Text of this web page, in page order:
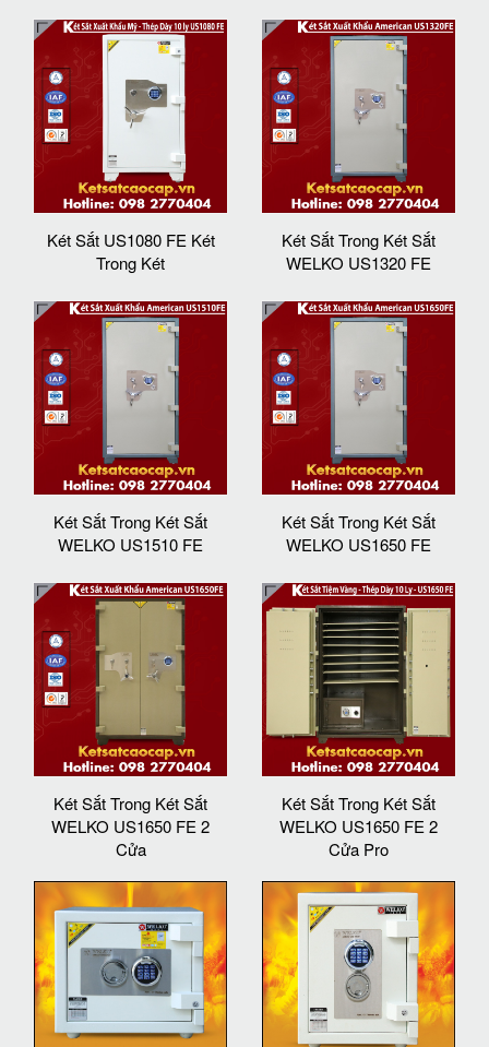
Két Sắt US1080 FE Két
Trong Két
Két Sắt Trong Két Sắt
WELKO US1320 FE
Két Sắt Trong Két Sắt
WELKO US1510 FE
Két Sắt Trong Két Sắt
WELKO US1650 FE
Két Sắt Trong Két Sắt
WELKO US1650 FE 2
Cửa
Két Sắt Trong Két Sắt
WELKO US1650 FE 2
Cửa Pro